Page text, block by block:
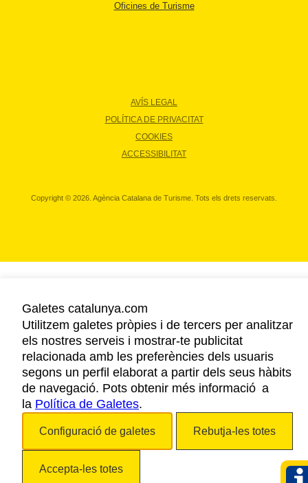
Oficines de Turisme
AVÍS LEGAL
POLÍTICA DE PRIVACITAT
COOKIES
ACCESSIBILITAT
Copyright © 2026. Agència Catalana de Turisme. Tots els drets reservats.
Galetes catalunya.com
Utilitzem galetes pròpies i de tercers per analitzar
els nostres serveis i mostrar-te publicitat
relacionada amb les preferències dels usuaris
segons un perfil elaborat a partir dels seus hàbits
de navegació. Pots obtenir més informació a
la Política de Galetes.
Configuració de galetes Rebutja-les totes
Accepta-les totes